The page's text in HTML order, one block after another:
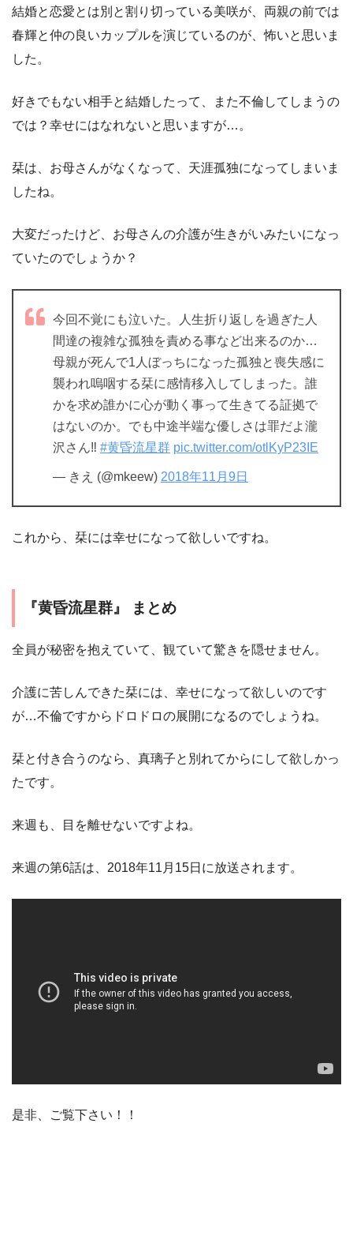
結婚と恋愛とは別と割り切っている美咲が、両親の前では
春輝と仲の良いカップルを演じているのが、怖いと思いま
した。
好きでもない相手と結婚したって、また不倫してしまうの
では？幸せにはなれないと思いますが…。
栞は、お母さんがなくなって、天涯孤独になってしまいま
したね。
大変だったけど、お母さんの介護が生きがいみたいになっ
ていたのでしょうか？
今回不覚にも泣いた。人生折り返しを過ぎた人
間達の複雑な孤独を責める事など出来るのか…
母親が死んで1人ぼっちになった孤独と喪失感に
襲われ嗚咽する栞に感情移入してしまった。誰
かを求め誰かに心が動く事って生きてる証拠で
はないのか。でも中途半端な優しさは罪だよ瀧
沢さん‼︎ #黄昏流星群 pic.twitter.com/otlKyP23IE
— きえ (@mkeew) 2018年11月9日
これから、栞には幸せになって欲しいですね。
『黄昏流星群』 まとめ
全員が秘密を抱えていて、観ていて驚きを隠せません。
介護に苦しんできた栞には、幸せになって欲しいのです
が…不倫ですからドロドロの展開になるのでしょうね。
栞と付き合うのなら、真璃子と別れてからにして欲しかっ
たです。
来週も、目を離せないですよね。
来週の第6話は、2018年11月15日に放送されます。
是非、ご覧下さい！！